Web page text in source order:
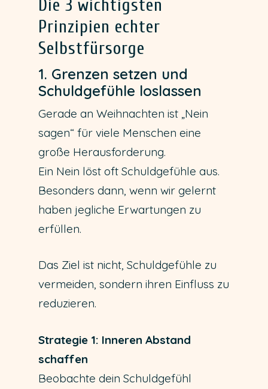
Die 3 wichtigsten
Prinzipien echter
Selbstfürsorge
1. Grenzen setzen und
Schuldgefühle loslassen
Gerade an Weihnachten ist „Nein
sagen“ für viele Menschen eine
große Herausforderung.
Ein Nein löst oft Schuldgefühle aus.
Besonders dann, wenn wir gelernt
haben jegliche Erwartungen zu
erfüllen.
Das Ziel ist nicht, Schuldgefühle zu
vermeiden, sondern ihren Einfluss zu
reduzieren.
Strategie 1: Inneren Abstand
schaffen
Beobachte dein Schuldgefühl